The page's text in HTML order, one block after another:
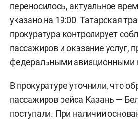
переносилось, актуальное
указано на 19:00. Татарская
прокуратура контролирует
пассажиров и оказание услуг,
федеральными авиационными
В прокуратуре уточнили, что
пассажиров рейса Казань —
поступали. При наличии